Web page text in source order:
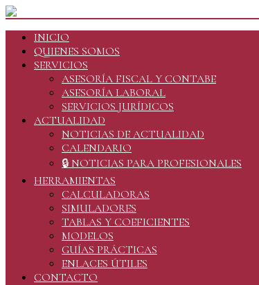
INICIO
QUIENES SOMOS
SERVICIOS
ASESORÍA FISCAL Y CONTABE
ASESORÍA LABORAL
SERVICIOS JURÍDICOS
ACTUALIDAD
NOTICIAS DE ACTUALIDAD
CALENDARIO
🔒 NOTICIAS PARA PROFESIONALES
HERRAMIENTAS
CALCULADORAS
SIMULADORES
TABLAS Y COEFICIENTES
MODELOS
GUÍAS PRÁCTICAS
ENLACES ÚTILES
CONTACTO